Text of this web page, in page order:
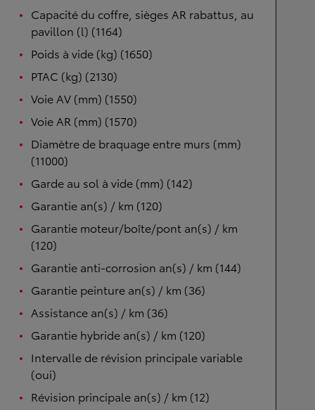
Capacité du coffre, sièges AR rabattus, au
pavillon (l) (1164)
Poids à vide (kg) (1650)
PTAC (kg) (2130)
Voie AV (mm) (1550)
Voie AR (mm) (1570)
Diamètre de braquage entre murs (mm)
(11000)
Garde au sol à vide (mm) (142)
Garantie an(s) / km (120)
Garantie moteur/boîte/pont an(s) / km
(120)
Garantie anti-corrosion an(s) / km (144)
Garantie peinture an(s) / km (36)
Assistance an(s) / km (36)
Garantie hybride an(s) / km (120)
Intervalle de révision principale variable
(oui)
Révision principale an(s) / km (12)